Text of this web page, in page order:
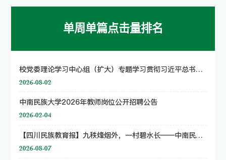
单周单篇点击量排名
校党委理论学习中心组（扩大）专题学习贯彻习近平总书记关于巡视工作的重要论述 贯彻落实国家民委党组巡视工作部署
2026-08-02
中南民族大学2026年教师岗位公开招聘公告
2026-02-04
【四川民族教育报】九秩烽烟外，一村碧水长——中南民族大学学子寻访与长征同岁的老书记张光元
2026-08-07